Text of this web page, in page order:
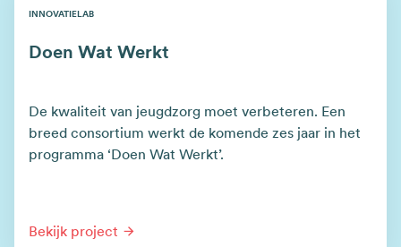
Doen Wat Werkt
INNOVATIELAB
De kwaliteit van jeugdzorg moet verbeteren. Een
breed consortium werkt de komende zes jaar in het
programma ‘Doen Wat Werkt’.
Bekijk project